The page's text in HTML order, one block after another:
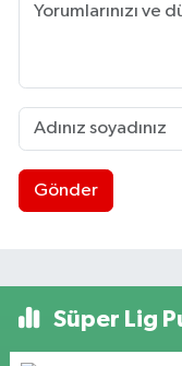
Gönder
Süper Lig